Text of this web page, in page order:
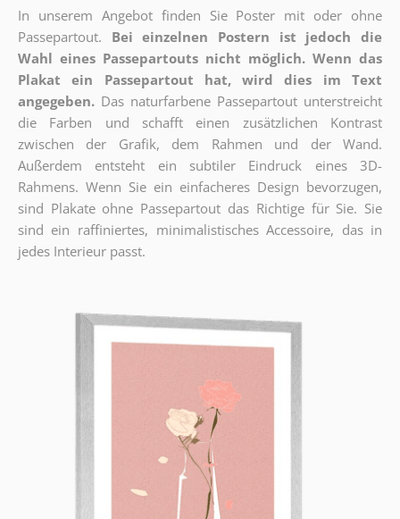
In unserem Angebot finden Sie Poster mit oder ohne
Passepartout.
Bei einzelnen Postern ist jedoch die
Wahl eines Passepartouts nicht möglich. Wenn das
Plakat ein Passepartout hat, wird dies im Text
angegeben. Das naturfarbene Passepartout unterstreicht
die Farben und schafft einen zusätzlichen Kontrast
zwischen der Grafik, dem Rahmen und der Wand.
Außerdem entsteht ein subtiler Eindruck eines 3D-
Rahmens. Wenn Sie ein einfacheres Design bevorzugen,
sind Plakate ohne Passepartout das Richtige für Sie. Sie
sind ein raffiniertes, minimalistisches Accessoire, das in
jedes Interieur passt.